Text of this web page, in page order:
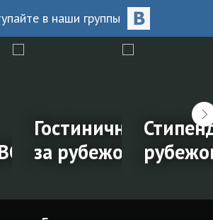
в наши группы
городе!
Гостиничный
за рубежом
Гостиничный